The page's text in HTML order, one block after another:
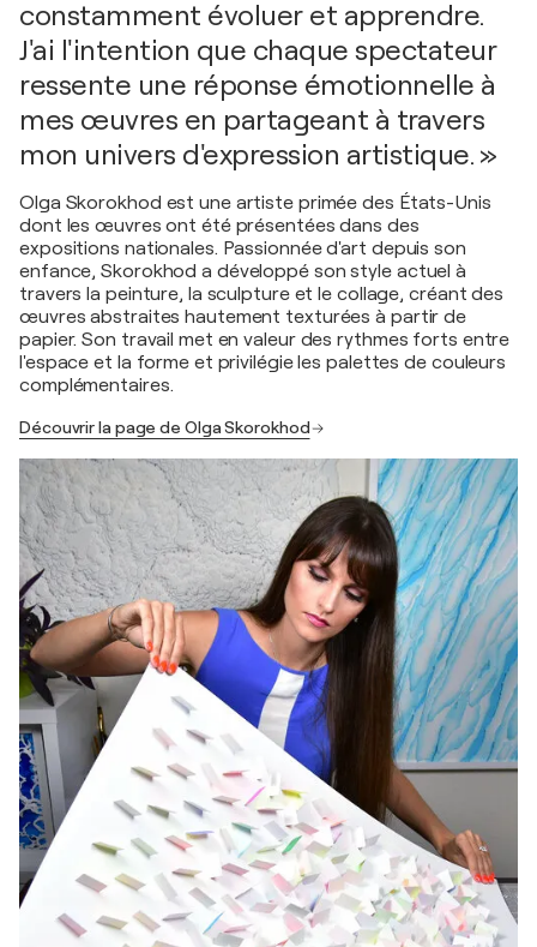
constamment évoluer et apprendre.
J'ai l'intention que chaque spectateur
ressente une réponse émotionnelle à
mes œuvres en partageant à travers
mon univers d'expression artistique. »
Olga Skorokhod est une artiste primée des États-Unis
dont les œuvres ont été présentées dans des
expositions nationales. Passionnée d'art depuis son
enfance, Skorokhod a développé son style actuel à
travers la peinture, la sculpture et le collage, créant des
œuvres abstraites hautement texturées à partir de
papier. Son travail met en valeur des rythmes forts entre
l'espace et la forme et privilégie les palettes de couleurs
complémentaires.
Découvrir la page de Olga Skorokhod